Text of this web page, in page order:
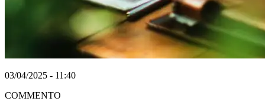
03/04/2025 - 11:40
COMMENTO